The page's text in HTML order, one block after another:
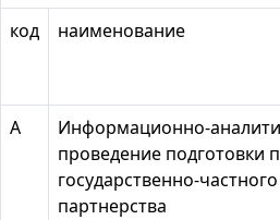
код
наименование
А
Информационно-
проведение подготовки
государственно-частного
партнерства